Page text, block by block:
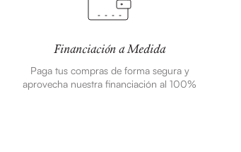
Financiación a Medida
Paga tus compras de forma segura y
aprovecha nuestra financiación al 100%